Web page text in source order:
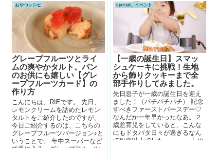
おやつレシピ
グレープフルーツとライ
ムの爽やかタルト。パン
のお供にも嬉しい【グレ
ープフルーツカード】の
作り方
こんにちは、RIEです。 先日、
レモンクリームを詰めたレモン
タルトをご紹介したのですが、
今日ご紹介するのは、こちらの
グレープフルーツバージョン♪と
いうことで、 年中スーパーなど
で手に入る、グレープフルーツ
special、イベント
【一歳の誕生日】スマッ
シュケーキに挑戦！生地
から飾りクッキーまで全
部手作りしてみました。
先日息子が一歳の誕生日を迎え
ました！（パチパチパチ） 記念
すべきファーストバースデー♡
なんだか一年早かったなあ。２
歳差育児をしていると、こんな
にもドタバタ日々が過ぎるなん
て想像以上でした・・・。 上の